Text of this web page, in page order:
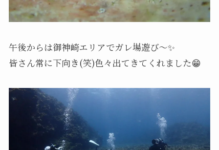
午後からは御神崎エリアでガレ場遊び～✨
皆さん常に下向き(笑)色々出てきてくれました😁